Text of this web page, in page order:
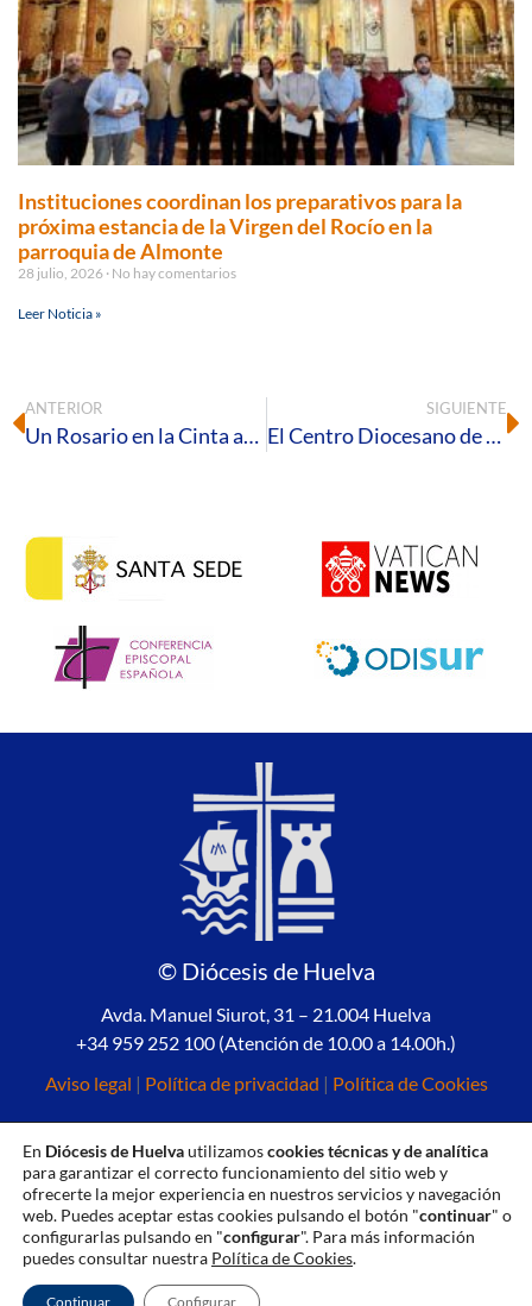
Instituciones coordinan los preparativos para la
próxima estancia de la Virgen del Rocío en la
parroquia de Almonte
28 julio, 2026 No hay comentarios
Leer Noticia »
ANTERIOR
Un Rosario en la Cinta abre los actos en nuestra diócesis del X Encuentro Mundial de la Familia
SIGUIENTE
El Centro Diocesano de Teología, Pastoral y Espiritualidad clausura el curso
© Diócesis de Huelva
Avda. Manuel Siurot, 31 – 21.004 Huelva
+34 959 252 100 (Atención de 10.00 a 14.00h.)
Aviso legal | Política de privacidad | Política de Cookies
En Diócesis de Huelvautilizamoscookies técnicas y de analítica
para garantizar el correcto funcionamiento del sitio web y
ofrecerte la mejor experiencia en nuestros servicios y navegación
web. Puedes aceptar estas cookies pulsando el botón "continuar" o
configurarlas pulsando en "configurar". Para más información
puedes consultar nuestra Política de Cookies.
Continuar Configurar